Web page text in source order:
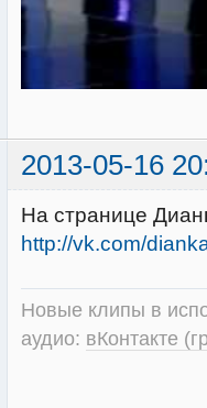
2013-05-16
На странице
http://vk.com/
Новые клипы в
аудио: вКонтакте